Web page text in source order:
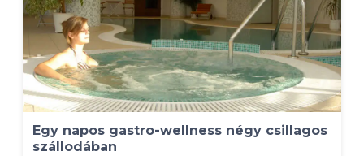
Egy napos gastro-wellness négy csillagos
szállodában